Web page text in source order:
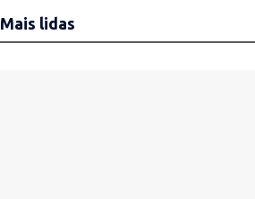
Mais lidas